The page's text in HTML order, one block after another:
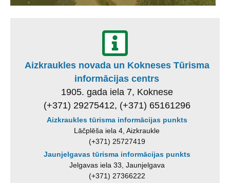
Aizkraukles novada un Kokneses Tūrisma
informācijas centrs
1905. gada iela 7, Koknese
(+371) 29275412, (+371) 65161296
Aizkraukles tūrisma informācijas punkts
Lāčplēša iela 4, Aizkraukle
(+371) 25727419
Jaunjelgavas tūrisma informācijas punkts
Jelgavas iela 33, Jaunjelgava
(+371) 27366222